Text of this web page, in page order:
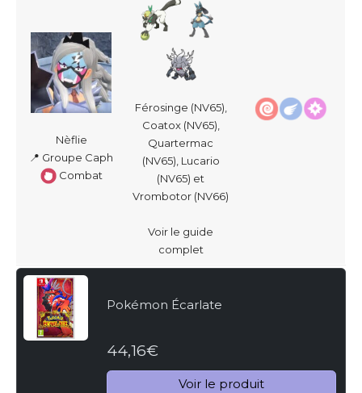
Nèflie
📍 Groupe Caph
Combat
Férosinge (NV65),
Coatox (NV65),
Quartermac
(NV65), Lucario
(NV65) et
Vrombotor (NV66)
Voir le guide
complet
Pokémon Écarlate
44,16€
Voir le produit